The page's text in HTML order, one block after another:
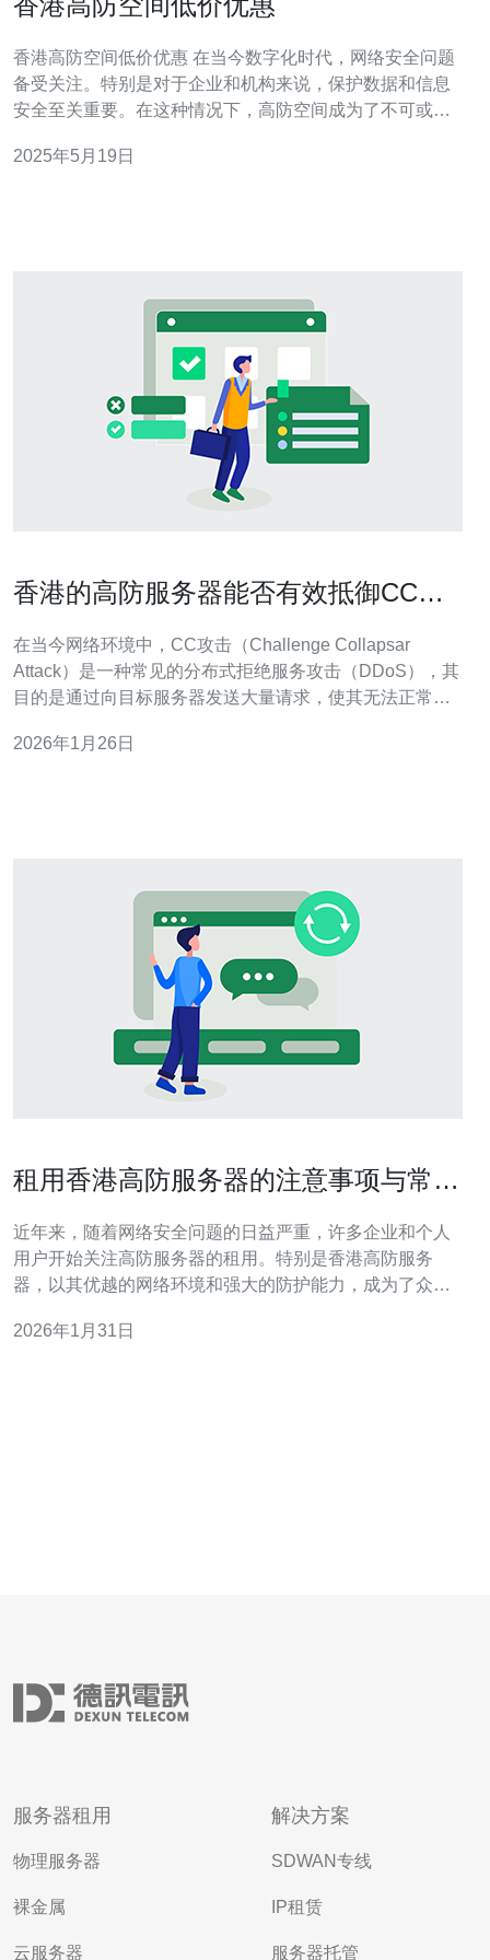
香港高防空间低价优惠 在当今数字化时代，网络安全问题
备受关注。特别是对于企业和机构来说，保护数据和信息
安全至关重要。在这种情况下，高防空间成为了不可或缺
和机构在此设立业务。而在这个繁忙的商业中心，高防空
2025年5月19日
香港的高防服务器能否有效抵御CC攻
在当今网络环境中，CC攻击（Challenge Collapsar
Attack）是一种常见的分布式拒绝服务攻击（DDoS），其
目的是通过向目标服务器发送大量请求，使其无法正常提
器。那么，香港的高防服务器究竟能否有效抵御CC攻击
2026年1月26日
租用香港高防服务器的注意事项与常见
近年来，随着网络安全问题的日益严重，许多企业和个人
用户开始关注高防服务器的租用。特别是香港高防服务
器，以其优越的网络环境和强大的防护能力，成为了众多
意一些事项，以下是一些重要的提示和常见问题解答。
2026年1月31日
服务器租用
物理服务器
裸金属
云服务器
解决方案
SDWAN专线
IP租赁
服务器托管